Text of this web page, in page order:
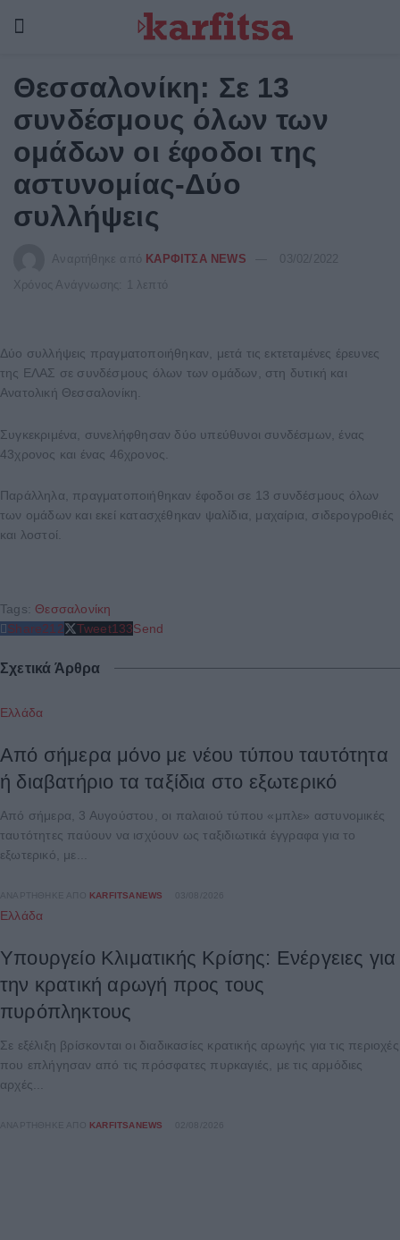
Θεσσαλονίκη: Σε 13
συνδέσμους όλων των
ομάδων οι έφοδοι της
αστυνομίας-Δύο
συλλήψεις
Αναρτήθηκε από ΚΑΡΦΙΤΣΑ NEWS
03/02/2022
Χρόνος Ανάγνωσης: 1 λεπτό
Δύο συλλήψεις πραγματοποιήθηκαν, μετά τις εκτεταμένες έρευνες
της ΕΛΑΣ σε συνδέσμους όλων των ομάδων, στη δυτική και
Ανατολική Θεσσαλονίκη.
Συγκεκριμένα, συνελήφθησαν δύο υπεύθυνοι συνδέσμων, ένας
43χρονος και ένας 46χρονος.
Παράλληλα, πραγματοποιήθηκαν έφοδοι σε 13 συνδέσμους όλων
των ομάδων και εκεί κατασχέθηκαν ψαλίδια, μαχαίρια, σιδερογροθιές
και λοστοί.
Tags: Θεσσαλονίκη
Share212 Tweet133Send
Σχετικά Άρθρα
Ελλάδα
Από σήμερα μόνο με νέου τύπου ταυτότητα
ή διαβατήριο τα ταξίδια στο εξωτερικό
Από σήμερα, 3 Αυγούστου, οι παλαιού τύπου «μπλε» αστυνομικές
ταυτότητες παύουν να ισχύουν ως ταξιδιωτικά έγγραφα για το
εξωτερικό, με...
ΑΝΑΡΤΉΘΗΚΕ ΑΠΌ KARFITSANEWS
Ελλάδα
Υπουργείο Κλιματικής Κρίσης: Ενέργειες για
την κρατική αρωγή προς τους
πυρόπληκτους
Σε εξέλιξη βρίσκονται οι διαδικασίες κρατικής αρωγής για τις περιοχές
που επλήγησαν από τις πρόσφατες πυρκαγιές, με τις αρμόδιες
αρχές...
KARFITSANEWS